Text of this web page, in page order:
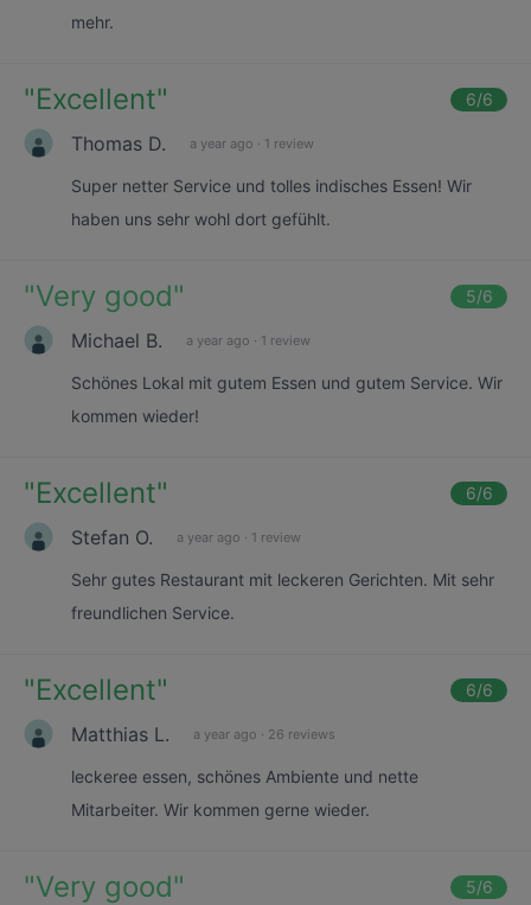
mehr.
"Excellent" 6/6
Thomas D. a year ago · 1 review
Super netter Service und tolles indisches Essen! Wir
haben uns sehr wohl dort gefühlt.
"Very good" 5/6
Michael B. a year ago · 1 review
Schönes Lokal mit gutem Essen und gutem Service. Wir
kommen wieder!
"Excellent" 6/6
Stefan O. a year ago · 1 review
Sehr gutes Restaurant mit leckeren Gerichten. Mit sehr
freundlichen Service.
"Excellent" 6/6
Matthias L. a year ago · 26 reviews
leckeree essen, schönes Ambiente und nette
Mitarbeiter. Wir kommen gerne wieder.
"Very good" 5/6